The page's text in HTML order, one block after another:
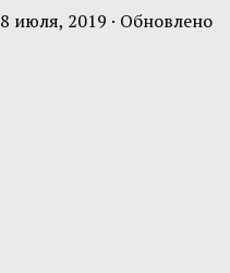
8 июля, 2019 · Обновлено